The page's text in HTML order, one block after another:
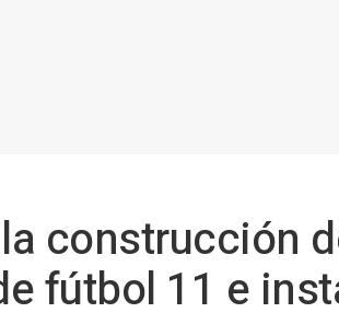
construcción
fútbol 11 e